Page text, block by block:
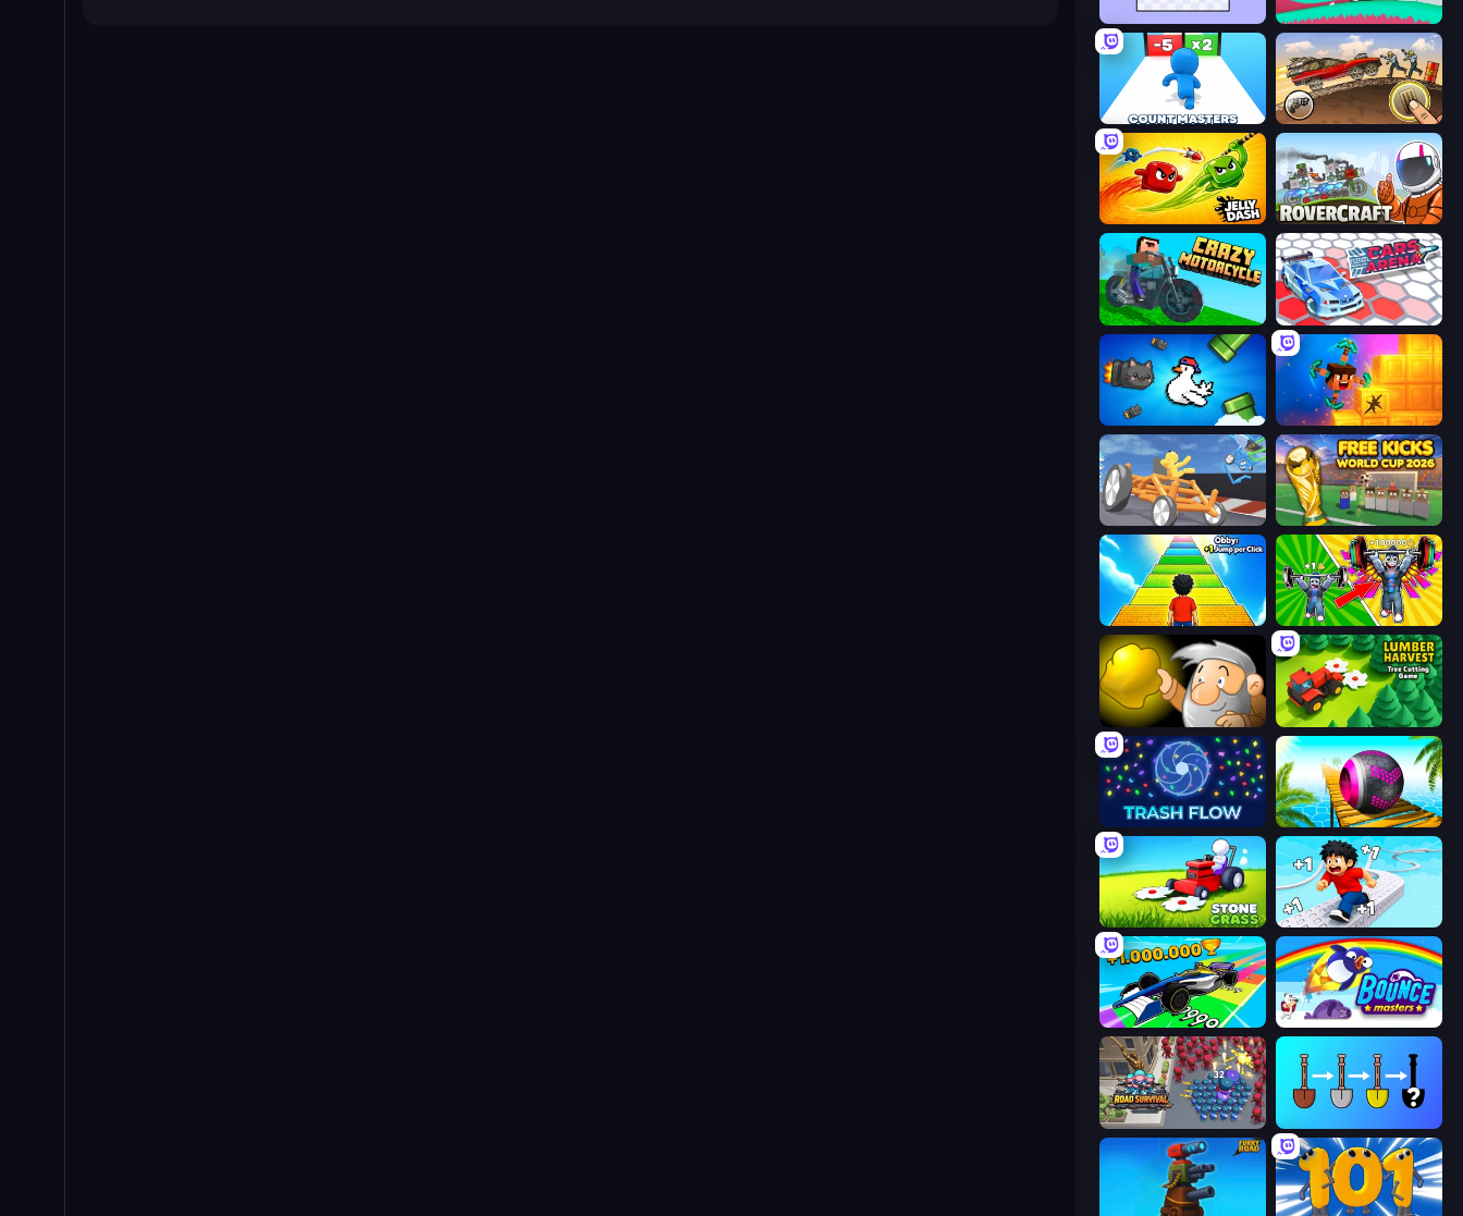
Merge & Construct
Earn to Die: Zombie Ride
Jelly Dash Rovercraft
Crazy Motorcycle Cars Arena
Honk Merge & Dig!
Draw Crash Race Free Kicks World Cup 2026
Obby: +1 Jump per Click Obby: Gym Simulator, Escape
Gold Miner Lumber Harvest: Tree Cutting Game
Trash Flow Rolling Balls Sea Race
Stone Grass: Mowing Simulator Speed per Click: Obby
Obby Car Challenge: Drive Bouncemasters
Road Survival